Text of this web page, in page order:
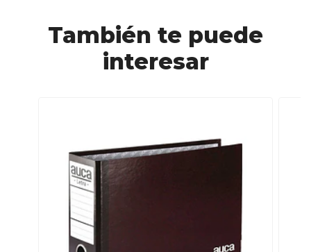
También te puede
interesar